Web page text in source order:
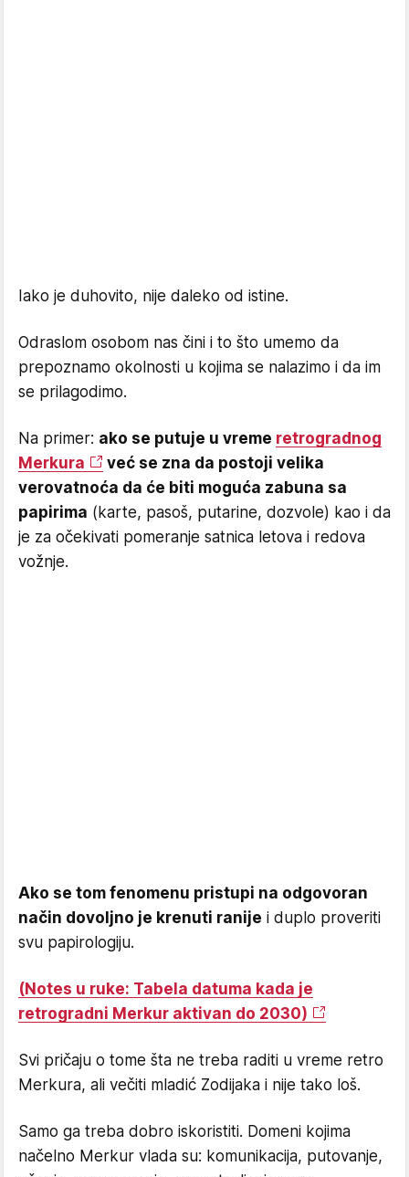
Iako je duhovito, nije daleko od istine.
Odraslom osobom nas čini i to što umemo da
prepoznamo okolnosti u kojima se nalazimo i da im
se prilagodimo.
Na primer: ako se putuje u vreme retrogradnog
Merkura
već se zna da postoji velika
verovatnoća da će biti moguća zabuna sa
papirima (karte, pasoš, putarine, dozvole) kao i da
je za očekivati pomeranje satnica letova i redova
vožnje.
Ako se tom fenomenu pristupi na odgovoran
način dovoljno je krenuti ranije i duplo proveriti
svu papirologiju.
(Notes u ruke: Tabela datuma kada je
retrogradni Merkur aktivan do 2030)
Svi pričaju o tome šta ne treba raditi u vreme retro
Merkura, ali večiti mladić Zodijaka i nije tako loš.
Samo ga treba dobro iskoristiti. Domeni kojima
načelno Merkur vlada su: komunikacija, putovanje,